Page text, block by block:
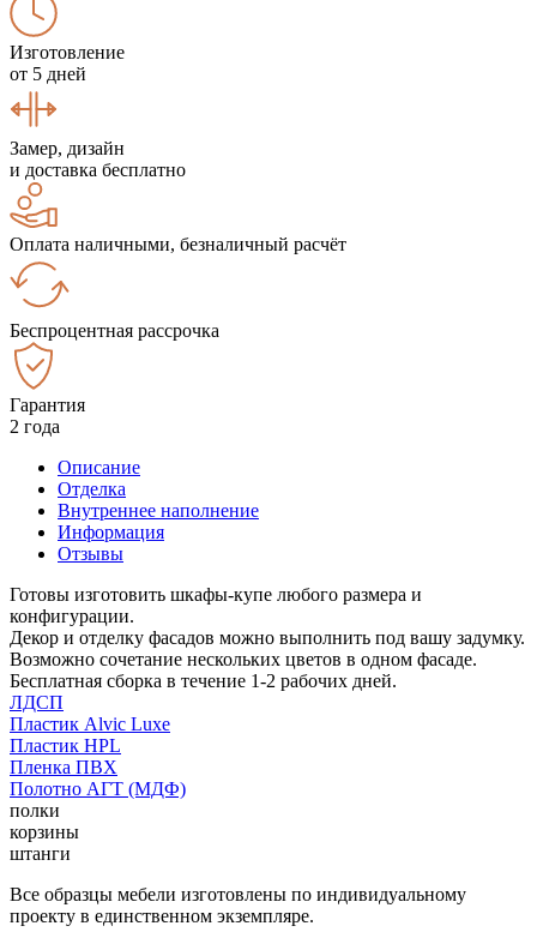
Изготовление
от 5 дней
Замер, дизайн
и доставка бесплатно
Оплата наличными, безналичный расчёт
Беспроцентная рассрочка
Гарантия
2 года
Описание
Отделка
Внутреннее наполнение
Информация
Отзывы
Готовы изготовить шкафы-купе любого размера и
конфигурации.
Декор и отделку фасадов можно выполнить под вашу задумку.
Возможно сочетание нескольких цветов в одном фасаде.
Бесплатная сборка в течение 1-2 рабочих дней.
ЛДСП
Пластик Alvic Luxe
Пластик HPL
Пленка ПВХ
Полотно АГТ (МДФ)
полки
корзины
штанги
Все образцы мебели изготовлены по индивидуальному
проекту в единственном экземпляре.